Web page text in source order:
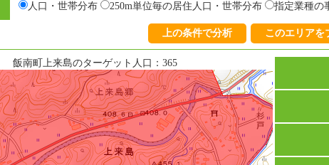
人口・世帯分布 250m単位毎の居住人口・世帯分布 指定業種の
上の条件で分析 このエリアを
飯南町上来島のターゲット人口：365